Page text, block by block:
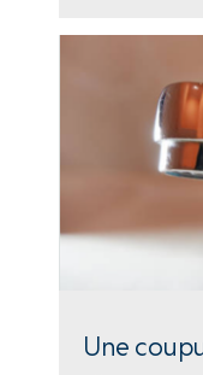
Une